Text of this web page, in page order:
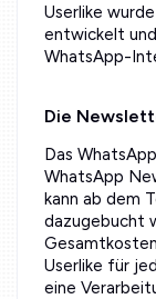
Userlike
entwickelt
WhatsApp-
Die
Das
WhatsApp
kann ab dem
dazugebucht
Userlike für
eine